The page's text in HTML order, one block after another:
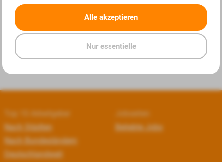
« »
Top 10 Arbeitgeber
Nach Städten
Nach Bundesländern
Deutschlandweit
Jobseiten
Beliebte Jobs
Alle akzeptieren
Nur essentielle